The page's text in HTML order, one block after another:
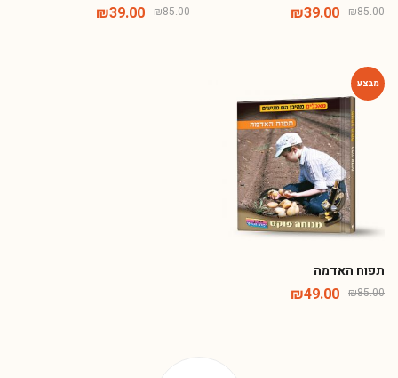
₪85.00
₪39.00
₪85.00
₪39.00
תפוח האדמה
₪85.00
₪49.00